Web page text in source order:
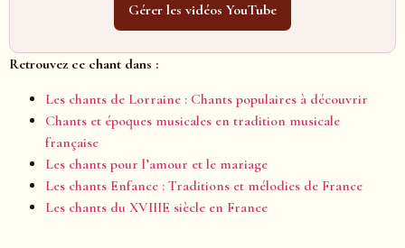
Gérer les vidéos YouTube
Retrouvez ce chant dans :
Les chants de Lorraine : Chants populaires à découvrir
Chants et époques musicales en tradition musicale
française
Les chants pour l’amour et le mariage
Les chants Enfance : Traditions et mélodies de France
Les chants du XVIIIE siècle en France